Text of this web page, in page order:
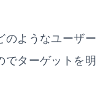
のようなユーザー
でターゲットを明